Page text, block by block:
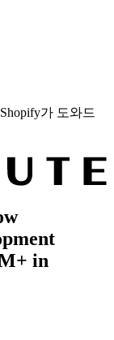
가 도와드
in